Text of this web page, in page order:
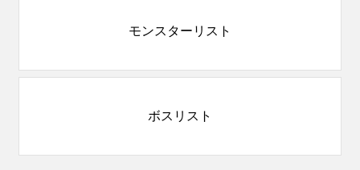
モンスターリスト
ボスリスト